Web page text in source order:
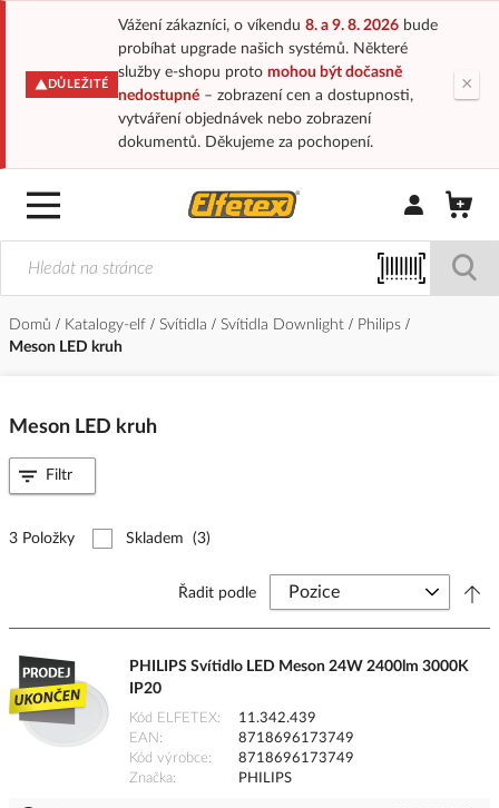
DŮLEŽITÉ
Vážení zákazníci, o víkendu 8. a 9. 8. 2026bude
probíhat upgrade našich systémů. Některé
služby e-shopu proto mohou být dočasně
nedostupné– zobrazení cen a dostupnosti,
vytváření objednávek nebo zobrazení
dokumentů. Děkujeme za pochopení.
×
Přihlásit/
Domů Katalogy-elf Svítidla Svítidla Downlight
Philips
Meson LED kruh
Meson LED kruh
3 Položky Skladem (3)
Řadit podle
PHILIPS Svítidlo LED Meson 24W 2400lm 3000K
IP20
Kód ELFETEX
11.342.439
EAN
8718696173749
Kód výrobce
8718696173749
Značka
PHILIPS
Filtr